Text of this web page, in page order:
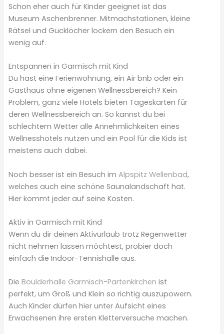
Schon eher auch für Kinder geeignet ist das
Museum Aschenbrenner. Mitmachstationen, kleine
Rätsel und Gucklöcher lockern den Besuch ein
wenig auf.
Entspannen in Garmisch mit Kind
Du hast eine Ferienwohnung, ein Air bnb oder ein
Gasthaus ohne eigenen Wellnessbereich? Kein
Problem, ganz viele Hotels bieten Tageskarten für
deren Wellnessbereich an. So kannst du bei
schlechtem Wetter alle Annehmlichkeiten eines
Wellnesshotels nutzen und ein Pool für die Kids ist
meistens auch dabei.
Noch besser ist ein Besuch imAlpspitz Wellenbad,
welches auch eine schöne Saunalandschaft hat.
Hier kommt jeder auf seine Kosten.
Aktiv in Garmisch mit Kind
Wenn du dir deinen Aktivurlaub trotz Regenwetter
nicht nehmen lassen möchtest, probier doch
einfach die Indoor-Tennishalle aus.
DieBoulderhalle Garmisch-Partenkirchen ist
perfekt, um Groß und Klein so richtig auszupowern.
Auch Kinder dürfen hier unter Aufsicht eines
Erwachsenen ihre ersten Kletterversuche machen.